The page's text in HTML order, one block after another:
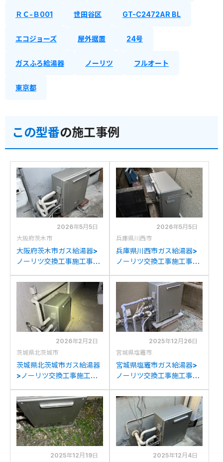
ＲＣ-Ｂ001 世田谷区 GT-C2472AR BL
エコジョーズ 屋外据置 24号
ガスふろ給湯器 ノーリツ フルオート
東京都
この型番の施工事例
2026年5月5日
大阪府茨木市
大阪府茨木市ガス給湯器>
ノーリツ交換工事施工事
S2400ZRからノーリツ
GT-C2472AR BLへの交換
2026年5月5日
兵庫県川西市
兵庫県川西市ガス給湯器>
ノーリツ交換工事施工事
A2400AからノーリツGT-
C2472AR BLへの交換
2026年2月2日
茨城県北茨城市
茨城県北茨城市ガス給湯器
>ノーリツ交換工事施工事
2450SAR BLからノーリツ
GT-C2472AR BLへの交換
2025年12月26日
宮城県塩竈市
宮城県塩竈市ガス給湯器>
ノーリツ交換工事施工事
C2442ARX-MBからノー
リツGT-C2472AR BLへの
交換
2025年12月19日
2025年12月4日